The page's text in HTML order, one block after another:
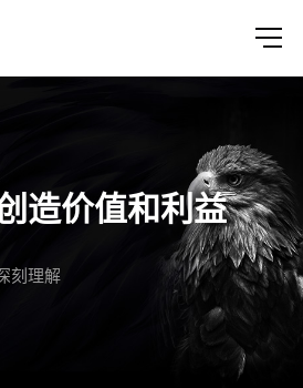
造价值和利益
刻理解